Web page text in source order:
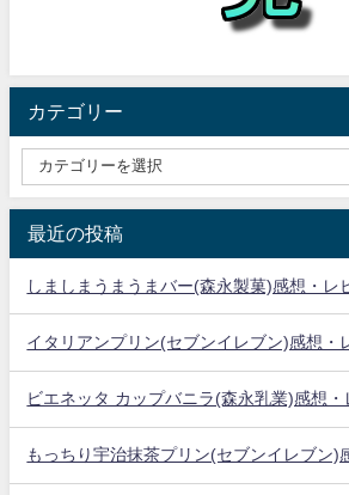
カテゴリー
最近の投稿
しましまうまうまバー(森永製菓)感想・レ
イタリアンプリン(セブンイレブン)感想・
ビエネッタ カップバニラ(森永乳業)感想・
もっちり宇治抹茶プリン(セブンイレブン)